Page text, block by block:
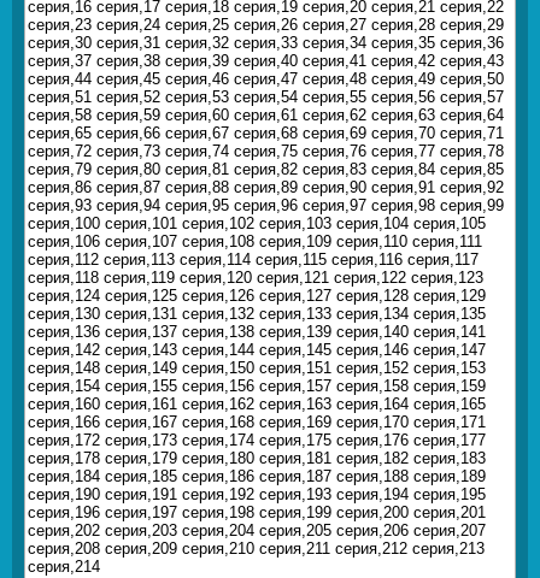
серия,16 серия,17 серия,18 серия,19 серия,20 серия,21 серия,22
серия,23 серия,24 серия,25 серия,26 серия,27 серия,28 серия,29
серия,30 серия,31 серия,32 серия,33 серия,34 серия,35 серия,36
серия,37 серия,38 серия,39 серия,40 серия,41 серия,42 серия,43
серия,44 серия,45 серия,46 серия,47 серия,48 серия,49 серия,50
серия,51 серия,52 серия,53 серия,54 серия,55 серия,56 серия,57
серия,58 серия,59 серия,60 серия,61 серия,62 серия,63 серия,64
серия,65 серия,66 серия,67 серия,68 серия,69 серия,70 серия,71
серия,72 серия,73 серия,74 серия,75 серия,76 серия,77 серия,78
серия,79 серия,80 серия,81 серия,82 серия,83 серия,84 серия,85
серия,86 серия,87 серия,88 серия,89 серия,90 серия,91 серия,92
серия,93 серия,94 серия,95 серия,96 серия,97 серия,98 серия,99
серия,100 серия,101 серия,102 серия,103 серия,104 серия,105
серия,106 серия,107 серия,108 серия,109 серия,110 серия,111
серия,112 серия,113 серия,114 серия,115 серия,116 серия,117
серия,118 серия,119 серия,120 серия,121 серия,122 серия,123
серия,124 серия,125 серия,126 серия,127 серия,128 серия,129
серия,130 серия,131 серия,132 серия,133 серия,134 серия,135
серия,136 серия,137 серия,138 серия,139 серия,140 серия,141
серия,142 серия,143 серия,144 серия,145 серия,146 серия,147
серия,148 серия,149 серия,150 серия,151 серия,152 серия,153
серия,154 серия,155 серия,156 серия,157 серия,158 серия,159
серия,160 серия,161 серия,162 серия,163 серия,164 серия,165
серия,166 серия,167 серия,168 серия,169 серия,170 серия,171
серия,172 серия,173 серия,174 серия,175 серия,176 серия,177
серия,178 серия,179 серия,180 серия,181 серия,182 серия,183
серия,184 серия,185 серия,186 серия,187 серия,188 серия,189
серия,190 серия,191 серия,192 серия,193 серия,194 серия,195
серия,196 серия,197 серия,198 серия,199 серия,200 серия,201
серия,202 серия,203 серия,204 серия,205 серия,206 серия,207
серия,208 серия,209 серия,210 серия,211 серия,212 серия,213
серия,214